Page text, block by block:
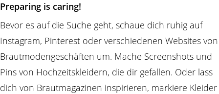
Preparing is caring!
Bevor es auf die Suche geht, schaue dich ruhig auf
Instagram, Pinterest oder verschiedenen Websites von
Brautmodengeschäften um. Mache Screenshots und
Pins von Hochzeitskleidern, die dir gefallen. Oder lass
dich von Brautmagazinen inspirieren, markiere Kleider